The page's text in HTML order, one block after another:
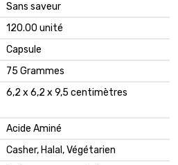
Sans saveur
120.00 unité
Capsule
75 Grammes
6,2 x 6,2 x 9,5 centimètres
Acide Aminé
Casher, Halal, Végétarien